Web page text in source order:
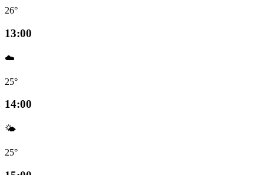
26°
13:00
☁️
25°
14:00
🌤️
25°